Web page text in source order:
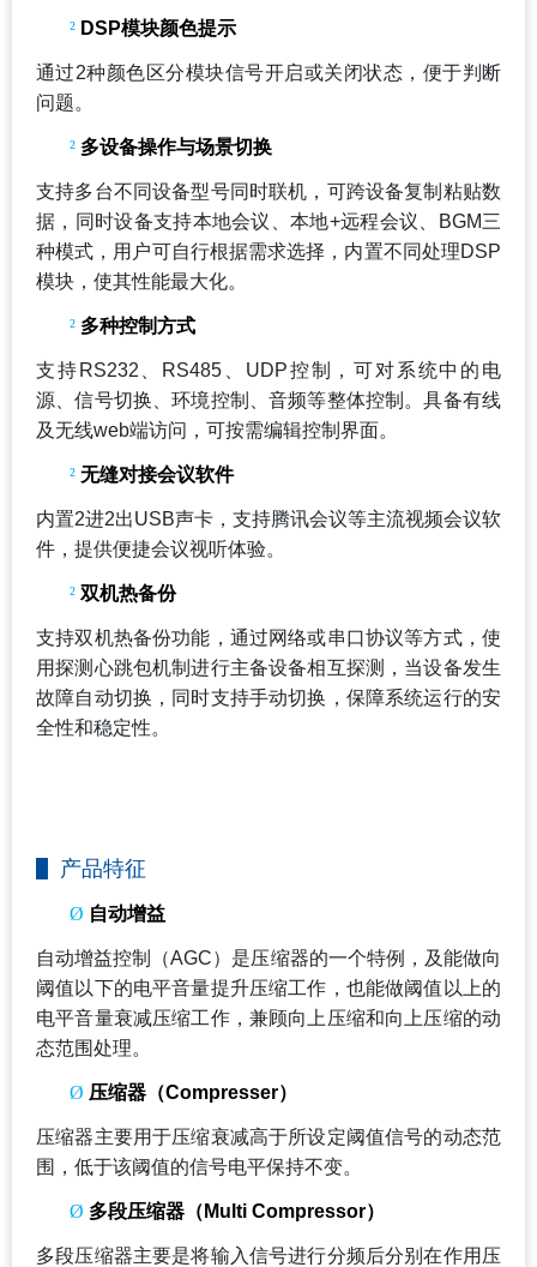
² DSP模块颜色提示
通过2种颜色区分模块信号开启或关闭状态，便于判断
问题。
² 多设备操作与场景切换
支持多台不同设备型号同时联机，可跨设备复制粘贴数
据，同时设备支持本地会议、本地+远程会议、BGM三
种模式，用户可自行根据需求选择，内置不同处理DSP
模块，使其性能最大化。
² 多种控制方式
支持RS232、RS485、UDP控制，可对系统中的电
源、信号切换、环境控制、音频等整体控制。具备有线
及无线web端访问，可按需编辑控制界面。
² 无缝对接会议软件
内置2进2出USB声卡，支持腾讯会议等主流视频会议软
件，提供便捷会议视听体验。
² 双机热备份
支持双机热备份功能，通过网络或串口协议等方式，使
用探测心跳包机制进行主备设备相互探测，当设备发生
故障自动切换，同时支持手动切换，保障系统运行的安
全性和稳定性。
产品特征
Ø 自动增益
自动增益控制（AGC）是压缩器的一个特例，及能做向
阈值以下的电平音量提升压缩工作，也能做阈值以上的
电平音量衰减压缩工作，兼顾向上压缩和向上压缩的动
态范围处理。
Ø 压缩器（Compresser）
压缩器主要用于压缩衰减高于所设定阈值信号的动态范
围，低于该阈值的信号电平保持不变。
Ø 多段压缩器（Multi Compressor）
多段压缩器主要是将输入信号进行分频后分别在作用压